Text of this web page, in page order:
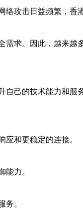
攻击日益频繁，香
求。因此，越来
己的技术能力和服
和更稳定的连接。
能力。
务。